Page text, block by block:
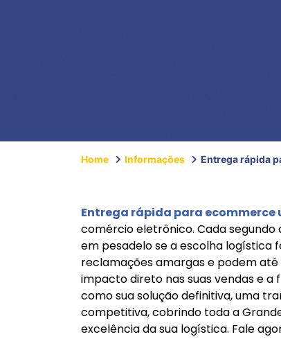
Home Informações Entrega rápida
Entrega rápida para ecommerce
comércio eletrônico. Cada
em pesadelo se a escolha logística
reclamações amargas e podem
impacto direto nas suas vendas e
como sua solução definitiva, uma
competitiva, cobrindo toda a
excelência da sua logística. Fale